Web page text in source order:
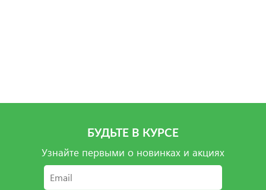
БУДЬТЕ В КУРСЕ
Узнайте первыми о новинках и акциях